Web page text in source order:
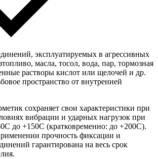
эксплуатируемых в агрессивных
масла, тосол, вода, пар, тормозная
растворы кислот или щелочей и др.
пространство от внутренней
сохраняет свои характеристики при
вибрации и ударных нагрузок при
до +150С (кратковременно: до +200С).
прочность фиксации и
гарантирована на весь срок